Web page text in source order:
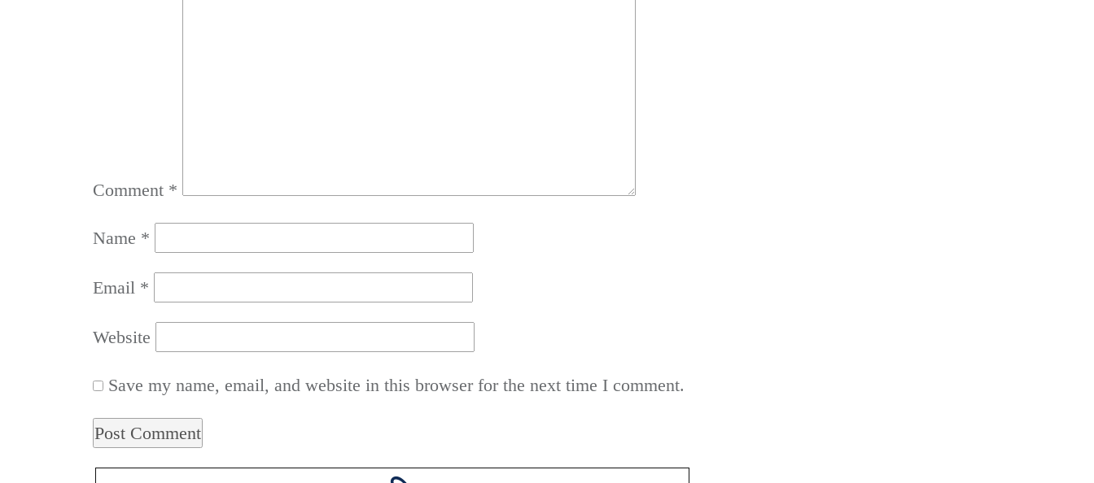
Comment *
Name *
Email *
Website
Save my name, email, and website in this browser for the next time I comment.